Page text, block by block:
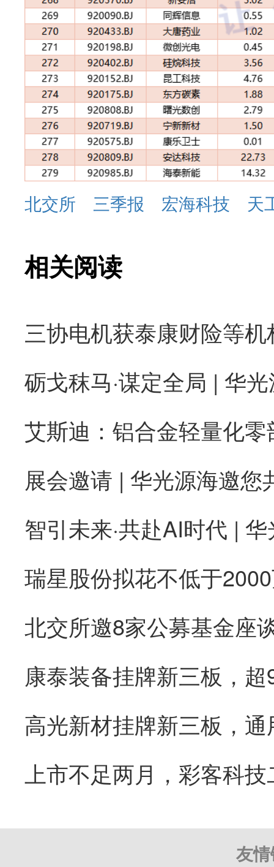
北交所 三季报 宏海科技 天
相关阅读
砺戈秣马·谋定全局 | 华
康泰装备挂牌新三板，
友